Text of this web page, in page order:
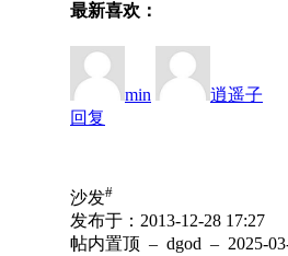
最新喜欢：
min
逍遥子
回复
沙发#
发布于：2013-12-28 17:27
帖内置顶 – dgod – 2025-